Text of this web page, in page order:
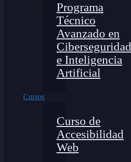
Programa
Técnico
Avanzado en
Ciberseguridad
e Inteligencia
Artificial
Cursos
Curso de
Accesibilidad
Web